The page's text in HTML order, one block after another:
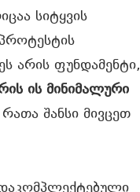
სიტყვის
არის ფუნდამენტი,
ის მინიმალური
შანსი მივცეთ